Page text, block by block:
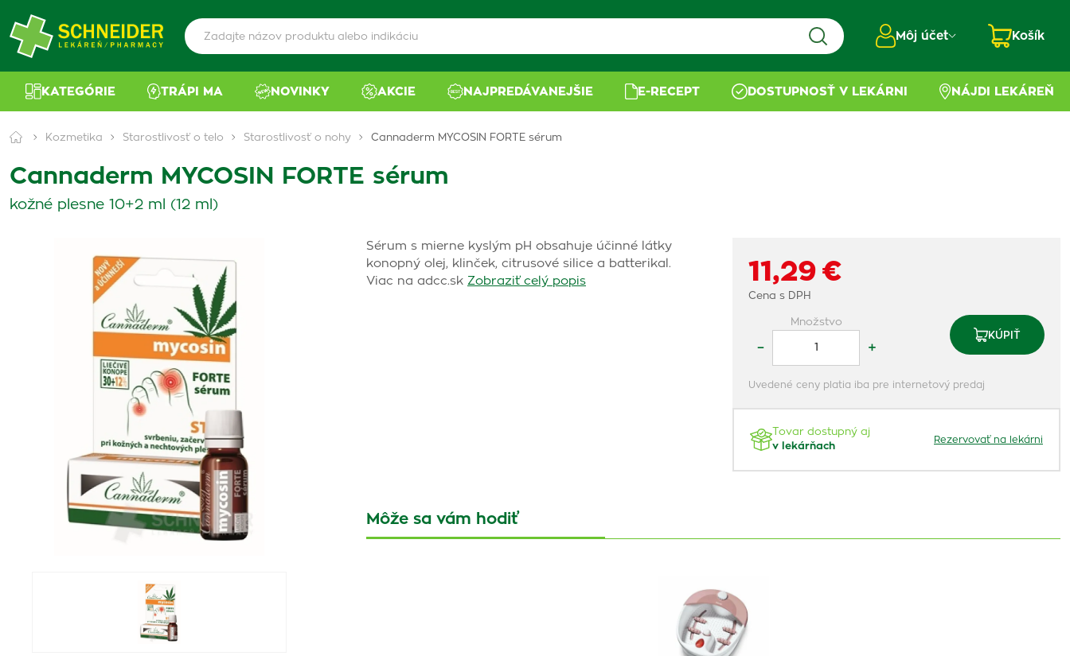
Môj účet Košík
KATEGÓRIE TRÁPI MA NOVINKY AKCIE NAJPREDÁVANEJŠIE E-RECEPT DOSTUPNOSŤ V LEKÁRNI NÁJDI LEKÁREŇ
Kozmetika Starostlivosť o telo Starostlivosť o nohy Cannaderm MYCOSIN FORTE sérum
Cannaderm MYCOSIN FORTE sérum
kožné plesne 10+2 ml (12 ml)
Sérum s mierne kyslým pH obsahuje účinné látky
konopný olej, klinček, citrusové silice a batterikal.
Viac na adcc.sk Zobraziť celý popis 11,29 €
Cena s DPH
Množstvo
– +
KÚPIŤ
Uvedené ceny platia iba pre internetový predaj
Tovar dostupný aj
v lekárňach
Rezervovať na lekárni
Môže sa vám hodiť